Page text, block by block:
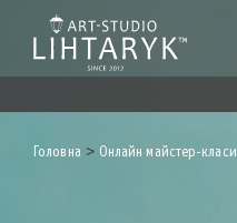
Головна > Онлайн майстер-класи